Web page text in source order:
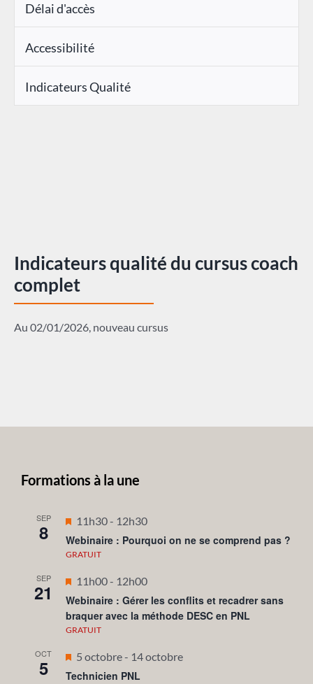
Délai d'accès
Accessibilité
Indicateurs Qualité
Indicateurs qualité du cursus coach
complet
Au 02/01/2026, nouveau cursus
Formations à la une
SEP
8
Mis
en
avant
11h30- 12h30
Webinaire : Pourquoi on ne se comprend pas ?
GRATUIT
SEP
21
Mis
en
avant
11h00- 12h00
Webinaire : Gérer les conflits et recadrer sans
braquer avec la méthode DESC en PNL
GRATUIT
OCT
5
Mis
en
5 octobre- 14 octobre
Technicien PNL